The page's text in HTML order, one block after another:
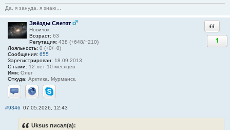
Да, я зануда, я знаю...
Звёзды Светят
Новичок
Возраст: 63
Репутация: 438 (+648/−210)
Лояльность: 0 (+0/−0)
Сообщения: 655
Зарегистрирован: 18.09.2013
С нами: 12 лет 10 месяцев
Имя: Олег
Откуда: Арктика, Мурманск.
Отправить личное сообщение
СайтSkype
1
#9346 07.05.2026, 12:43
Uksus писал(а):